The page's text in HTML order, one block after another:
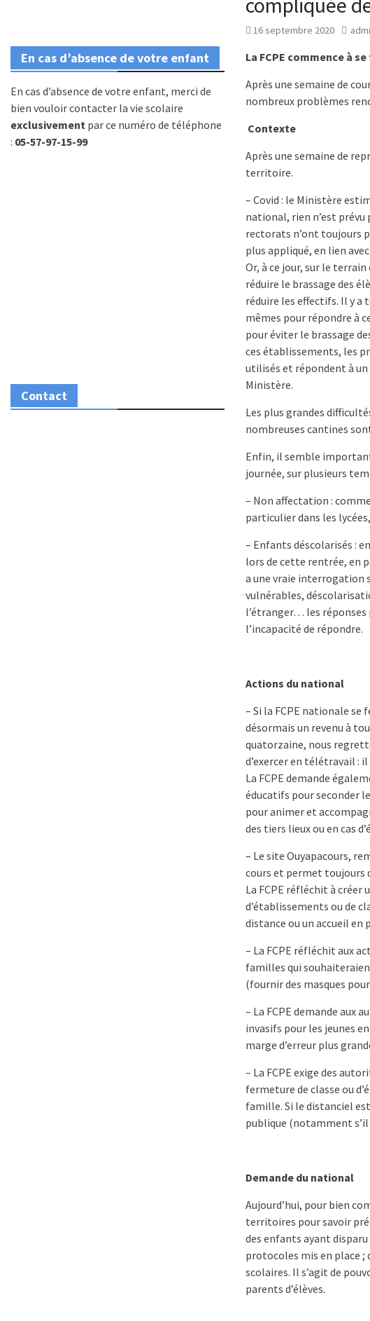
16 septembre 2020
La FCPE commence à
Après une semaine de
nombreux problèmes
Contexte
Après une semaine de
territoire.
– Covid : le Ministère
national, rien n’est prévu
rectorats n’ont toujours
plus appliqué, en lien
Or, à ce jour, sur le
réduire le brassage des
réduire les effectifs. Il y a
mêmes pour répondre à
pour éviter le brassage
ces établissements, les
utilisés et répondent à un
Ministère.
Les plus grandes
nombreuses cantines
Enfin, il semble
journée, sur plusieurs
– Non affectation :
particulier dans les
– Enfants déscolarisés :
lors de cette rentrée, en
a une vraie interrogation
vulnérables,
l’étranger… les réponses
l’incapacité de répondre.
Actions du national
– Si la FCPE nationale
désormais un revenu à
quatorzaine, nous
d’exercer en télétravail :
La FCPE demande
éducatifs pour seconder
pour animer et
des tiers lieux ou en cas
– Le site Ouyapacours,
cours et permet toujours
La FCPE réfléchit à
d’établissements ou de
distance ou un accueil en
– La FCPE réfléchit aux
familles qui
(fournir des masques
– La FCPE demande aux
invasifs pour les jeunes
marge d’erreur plus
– La FCPE exige des
fermeture de classe ou
famille. Si le distanciel
publique (notamment s’il
Demande du national
Aujourd’hui, pour bien
territoires pour savoir
des enfants ayant
protocoles mis en place ;
scolaires. Il s’agit de
parents d’élèves.
En cas d’absence de votre enfant
En cas d’absence de votre enfant, merci de
bien vouloir contacter la vie scolaire
exclusivement par ce numéro de téléphone
: 05-57-97-15-99
Contact